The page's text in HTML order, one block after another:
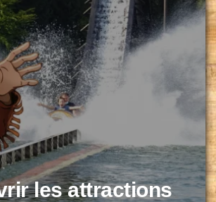
les attractions